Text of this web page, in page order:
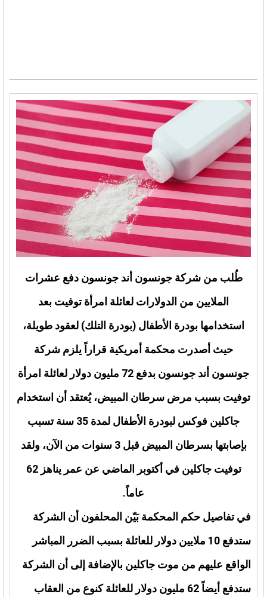
طُلب من شركة جونسون أند جونسون دفع عشرات
الملايين من الدولارات لعائلة امرأة توفيت بعد
استخدامها بودرة الأطفال (بودرة التلك) لعقود طويلة،
حيث أصدرت محكمة أمريكية قراراً يلزم شركة
جونسون أند جونسون بدفع 72 مليون دولار لعائلة امرأة
توفيت بسبب مرض سرطان المبيض، يُعتقد أن استخدام
جاكلين فوكس لبودرة الأطفال لمدة 35 سنة تسبب
بإصابتها بسرطان المبيض قبل 3 سنوات من الآن، ولقد
توفيت جاكلين في أكتوبر الماضي عن عمر يناهز 62
عاماً.
في تفاصيل حكم المحكمة بَيّن المحلفون أن الشركة
ستدفع 10 ملايين دولار للعائلة بسبب الضرر المباشر
الواقع عليهم من موت جاكلين بالإضافة إلى أن الشركة
ستدفع أيضاً 62 مليون دولار للعائلة كنوع من العقاب